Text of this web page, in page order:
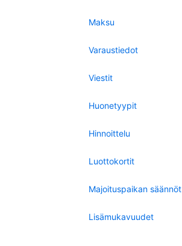
Maksu
Varaustiedot
Viestit
Huonetyypit
Hinnoittelu
Luottokortit
Majoituspaikan säännöt
Lisämukavuudet